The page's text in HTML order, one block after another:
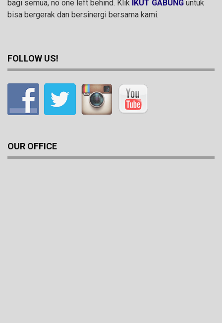
bagi semua, no one left behind. Klik IKUT GABUNG untuk
bisa bergerak dan bersinergi bersama kami.
FOLLOW US!
OUR OFFICE